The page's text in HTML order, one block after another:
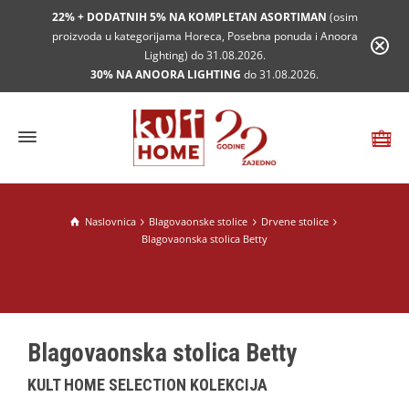
22% + DODATNIH 5% NA KOMPLETAN ASORTIMAN (osim
proizvoda u kategorijama Horeca, Posebna ponuda i Anoora
Lighting) do 31.08.2026.
30% NA ANOORA LIGHTING do 31.08.2026.
Naslovnica Blagovaonske stolice
Drvene stolice
Blagovaonska stolica Betty
Blagovaonska stolica Betty
KULT HOME SELECTION KOLEKCIJA